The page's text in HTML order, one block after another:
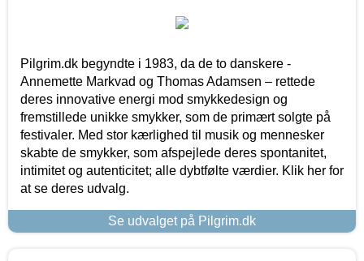
Pilgrim.dk begyndte i 1983, da de to danskere -
Annemette Markvad og Thomas Adamsen – rettede
deres innovative energi mod smykkedesign og
fremstillede unikke smykker, som de primært solgte på
festivaler. Med stor kærlighed til musik og mennesker
skabte de smykker, som afspejlede deres spontanitet,
intimitet og autenticitet; alle dybtfølte værdier. Klik her for
at se deres udvalg.
Se udvalget på Pilgrim.dk